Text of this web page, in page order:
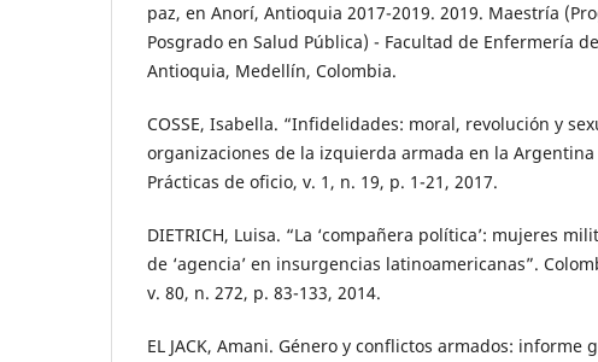
paz, en Anorí, Antioquia 2017-2019. 2019. Maestría
Posgrado en Salud Pública) - Facultad de Enfermería
Antioquia, Medellín, Colombia.
COSSE, Isabella. “Infidelidades: moral, revolución y
organizaciones de la izquierda armada en la Argentina
Prácticas de oficio, v. 1, n. 19, p. 1-21, 2017.
DIETRICH, Luisa. “La ‘compañera política’: mujeres
de ‘agencia’ en insurgencias latinoamericanas”.
v. 80, n. 272, p. 83-133, 2014.
EL JACK, Amani. Género y conflictos armados: informe